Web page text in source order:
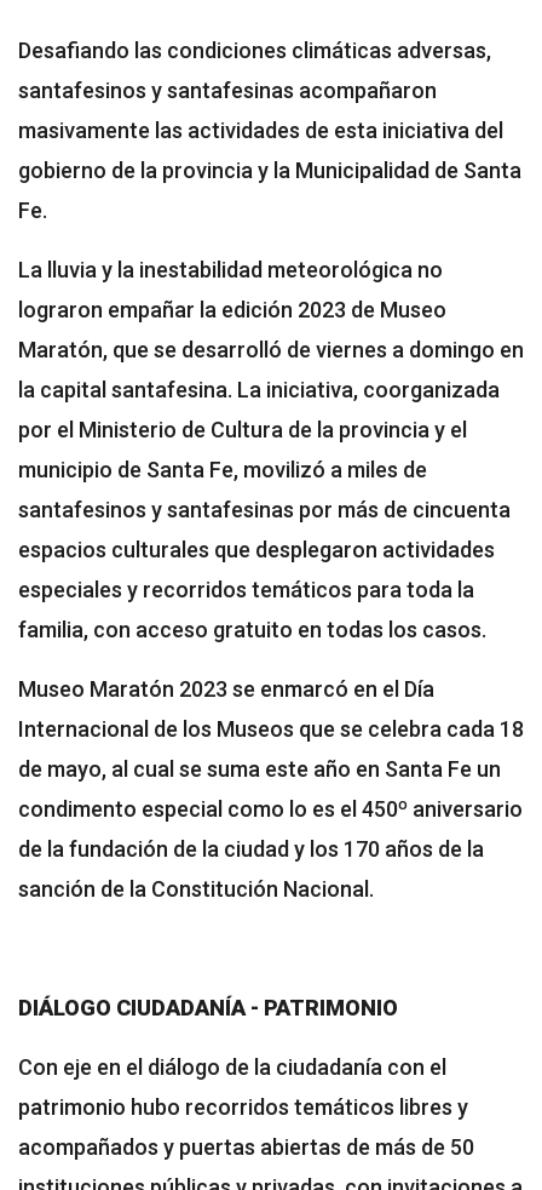
Desafiando las condiciones climáticas adversas,
santafesinos y santafesinas acompañaron
masivamente las actividades de esta iniciativa del
gobierno de la provincia y la Municipalidad de Santa
Fe.
La lluvia y la inestabilidad meteorológica no
lograron empañar la edición 2023 de Museo
Maratón, que se desarrolló de viernes a domingo en
la capital santafesina. La iniciativa, coorganizada
por el Ministerio de Cultura de la provincia y el
municipio de Santa Fe, movilizó a miles de
santafesinos y santafesinas por más de cincuenta
espacios culturales que desplegaron actividades
especiales y recorridos temáticos para toda la
familia, con acceso gratuito en todas los casos.
Museo Maratón 2023 se enmarcó en el Día
Internacional de los Museos que se celebra cada 18
de mayo, al cual se suma este año en Santa Fe un
condimento especial como lo es el 450º aniversario
de la fundación de la ciudad y los 170 años de la
sanción de la Constitución Nacional.
DIÁLOGO CIUDADANÍA - PATRIMONIO
Con eje en el diálogo de la ciudadanía con el
patrimonio hubo recorridos temáticos libres y
acompañados y puertas abiertas de más de 50